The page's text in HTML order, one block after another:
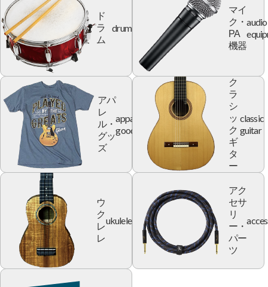
ド
ラ
ム
drum
マイ
ク・
PA
機器
audio
アパ
レ
ル・
グッ
ズ
apparel
goods
ク
ラ
シ
ッ
ク
ギ
タ
ー
classic
guitar
ウ
ク
レ
レ
ukulele
アク
セサ
リ
ー・
パー
ツ